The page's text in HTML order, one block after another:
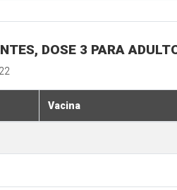
DOSE 3 PARA
Vacina